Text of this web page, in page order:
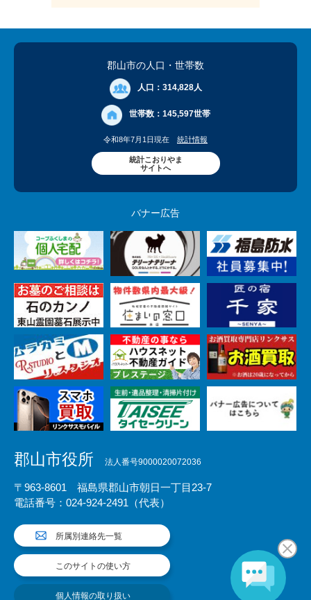
郡山市の人口 ・世帯数
人口： 314,828人
世帯数： 145,597世帯
令和8年7月1日現在 統計情報
統計こおりやま
サイトへ
バナー広告
郡山市役所 法人番号9000020072036
〒963-8601 福島県郡山市朝日一丁目23-7
電話番号：024-924-2491（代表）
所属別連絡先一覧
このサイトの使い方
個人情報の取り扱い